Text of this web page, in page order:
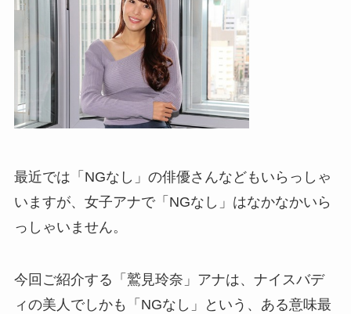
最近では「NGなし」の俳優さんなどもいらっしゃ
いますが、女子アナで「NGなし」はなかなかいら
っしゃいません。
今回ご紹介する「鷲見玲奈」アナは、ナイスバデ
ィの美人でしかも「NGなし」という、ある意味最